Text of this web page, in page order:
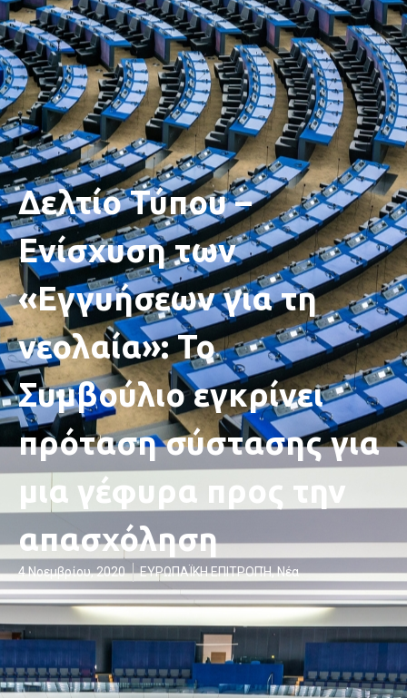
Δελτίο Τύπου –
Ενίσχυση των
«Εγγυήσεων για τη
νεολαία»: Το
Συμβούλιο εγκρίνει
πρόταση σύστασης για
μια γέφυρα προς την
απασχόληση
4 Νοεμβρίου, 2020 ΕΥΡΩΠΑΪΚΗ ΕΠΙΤΡΟΠΉ,Νέα